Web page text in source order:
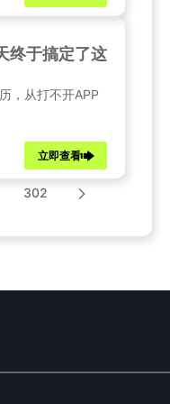
终于搞定了这些糟心
，从打不开APP
立即查看
302